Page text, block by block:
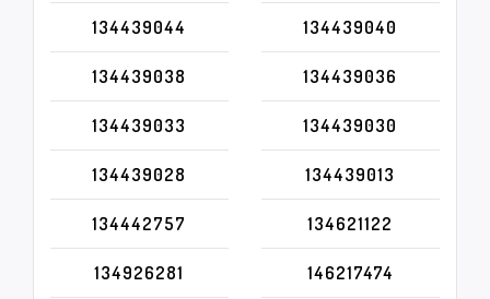
134439044 134439040
134439038 134439036
134439033 134439030
134439028 134439013
134442757 134621122
134926281 146217474